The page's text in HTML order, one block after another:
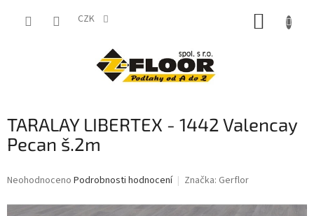
CZK
TARALAY LIBERTEX - 1442 Valencay
Pecan š.2m
Průměrné
produktu
Neohodnoceno Podrobnosti hodnocení Značka: Gerflor